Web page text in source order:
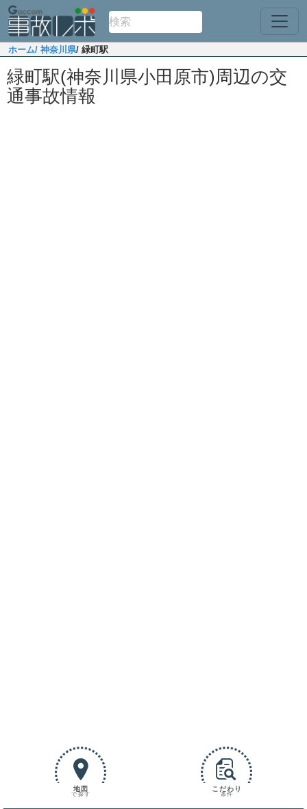
ホーム/ 神奈川県/ 緑町駅
緑町駅(神奈川県小田原市)周辺の交
通事故情報
地図
で探す
こだわり
条件